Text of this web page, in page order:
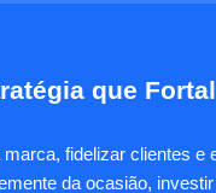
que
fidelizar clientes e
da ocasião,